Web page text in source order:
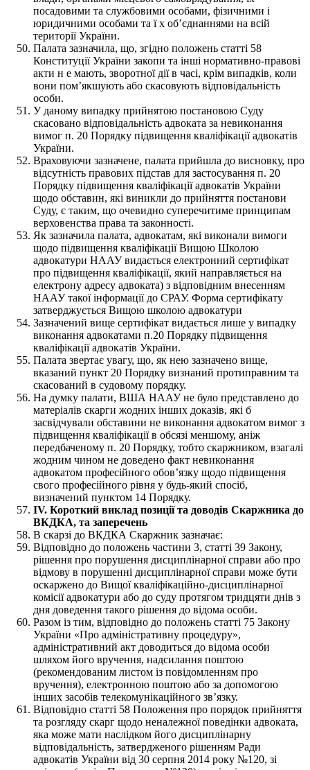
посадовими та службовими особами, фізичними і
юридичними особами та ї х об’єднаннями на всій
території України.
Палата зазначила, що, згідно положень статті 58
Конституції України закопи та інші нормативно-правові
акти н е мають, зворотної дії в часі, крім випадків, коли
вони пом’якшують або скасовують відповідальність
особи.
У даному випадку прийнятою постановою Суду
скасовано відповідальність адвоката за невиконання
вимог п. 20 Порядку підвищення кваліфікації адвокатів
України.
Враховуючи зазначене, палата прийшла до висновку, про
відсутність правових підстав для застосування п. 20
Порядку підвищення кваліфікації адвокатів України
щодо обставин, які виникли до прийняття постанови
Суду, є таким, що очевидно суперечитиме принципам
верховенства права та законності.
Як зазначила палата, адвокатам, які виконали вимоги
щодо підвищення кваліфікації Вищою Школою
адвокатури НААУ видається електронний сертифікат
про підвищення кваліфікації, який направляється на
електрону адресу адвоката) з відповідним внесенням
НААУ такої інформації до СРАУ. Форма сертифікату
затверджується Вищою школою адвокатури
Зазначений вище сертифікат видається лише у випадку
виконання адвокатами п.20 Порядку підвищення
кваліфікації адвокатів України.
Палата звертає увагу, що, як нею зазначено вище,
вказаний пункт 20 Порядку визнаний протиправним та
скасований в судовому порядку.
На думку палати, ВША НААУ не було представлено до
матеріалів скарги жодних інших доказів, які б
засвідчували обставини не виконання адвокатом вимог з
підвищення кваліфікації в обсязі меншому, аніж
передбаченому п. 20 Порядку, тобто скаржником, взагалі
жодним чином не доведено факт невиконання
адвокатом професійного обовʼязку щодо підвищення
свого професійного рівня у будь-який спосіб,
визначений пунктом 14 Порядку.
IV. Короткий виклад позиції та доводів Скаржника до
ВКДКА, та заперечень
В скарзі до ВКДКА Скаржник зазначає:
Відповідно до положень частини 3, статті 39 Закону,
рішення про порушення дисциплінарної справи або про
відмову в порушенні дисциплінарної справи може бути
оскаржено до Вищої кваліфікаційно-дисциплінарної
комісії адвокатури або до суду протягом тридцяти днів з
дня доведення такого рішення до відома особи.
Разом із тим, відповідно до положень статті 75 Закону
України «Про адміністративну процедуру»,
адміністративний акт доводиться до відома особи
шляхом його вручення, надсилання поштою
(рекомендованим листом із повідомленням про
вручення), електронною поштою або за допомогою
інших засобів телекомунікаційного зв’язку.
Відповідно статті 58 Положення про порядок прийняття
та розгляду скарг щодо неналежної поведінки адвоката,
яка може мати наслідком його дисциплінарну
відповідальність, затвердженого рішенням Ради
адвокатів України від 30 серпня 2014 року №120, зі